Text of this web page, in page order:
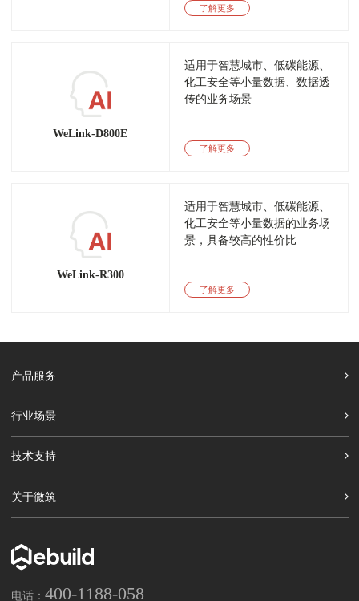
了解更多
WeLink-D800E
适用于智慧城市、低碳能源、
化工安全等小量数据、数据透
传的业务场景
了解更多
WeLink-R300
适用于智慧城市、低碳能源、
化工安全等小量数据的业务场
景，具备较高的性价比
了解更多
产品服务
行业场景
技术支持
关于微筑
电话： 400-1188-058